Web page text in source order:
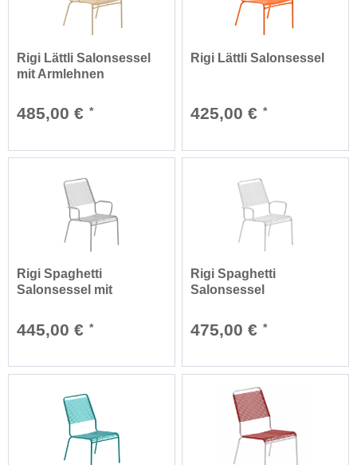
Rigi Lättli Salonsessel
mit Armlehnen
485,00 € *
Rigi Lättli Salonsessel
425,00 € *
Rigi Spaghetti
Salonsessel mit
445,00 € *
Rigi Spaghetti
Salonsessel
475,00 € *